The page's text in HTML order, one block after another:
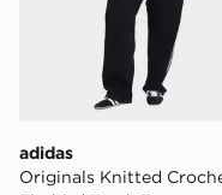
adidas
Originals Knitted